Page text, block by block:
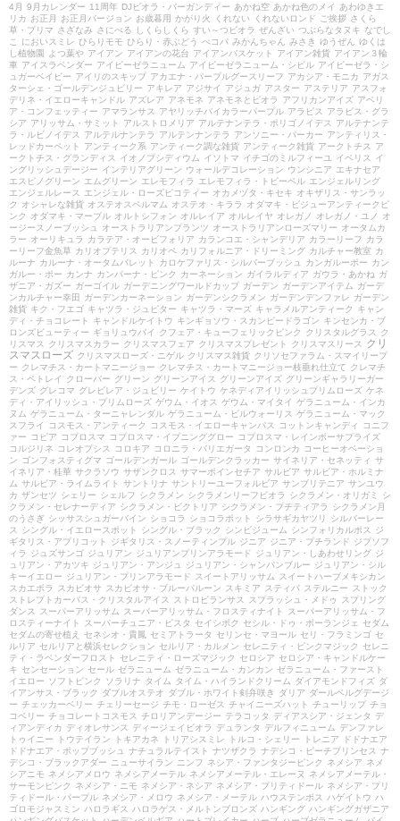
4月 9月カレンダー 11周年 DJビオラ・バーガンディー あかね空 あかね色のメイ
あわゆきエ
リカ お正月 お正月バージョン お歳暮用 かがり火 くれない くれないロンド ご挨拶 さくら
草・プリマ さざなみ さにべる しくらしくら すい～つビオラ ぜんざい つぶらなタヌキ なでし
こ
においスミレ ひらりモモ ひらり・赤ぶどう べコパ みかんちゃん みさき ゆうぜん
ゆくは
し植物園
よつ葉や アイアン アイアンの花台 アイアンバスケット アイアン雑貨 アイアン３輪
車 アイスラベンダー アイビーゼラニューム アイビーゼラニューム・シビル アイビーゼラ・シ
ュガーベイビー アイリのスキップ アカエナ・パープルグースリーフ アカシア・モニカ アガス
ターシェ・ゴールデンジュビリー アキレア アジサイ アジュガ アスター アステリア アスフォ
デリネ・イエローキャンドル アズレア アネモネ アネモネとビオラ アフリカンアイズ アベリ
ア・コンフェッティー アマランサス アヤリッチバイカラーパープル アラビス
アラビス・グラ
シア アリッサム・サミット アルストロメリア アルテナンテラ・ポリゴノイデス
アルテナンテ
ラ・ルビノイデス
アルテルナンテラ アルテンナンテラ アンソニー・パーカー アンティリス・
レッドカーペット
アンティーク系 アンティーク調な雑貨 アンティーク雑貨 アークトチス
ア
ークトチス・グランディス
イオノプシディウム イソトマ イチゴのミルフィーユ イベリス
イ
ングリッシュデージー インテリアグリーン ウォールデコレーション ウンシニア エキナセア
エスピノグリーン エムグリーン エレモフィラ エレモフィラ・トビーベル エンジェルリング
エンジェルレース
エンジェル・ローズピコティー オカメヅタ・キセキ オキザリス・サンラッ
ク
オシャレな雑貨 オステオスペルマム オステオ・キララ
オダマキ・ビジューアンティークピ
ンク
オダマキ・マーブル オルトシフォン オルレイア オルレイヤ オレガノ オレガノ・ユノ
オ
ージースノーブッシュ
オーストラリアンプランツ オーストラリアンローズマリー オータムカ
ラー オーリキュラ カラテア・オービフォリア カランコエ・シャンデリア カラーリーフ カラ
ーリーフ金魚草 カリオプテリス カリオペ カリフォルニア・ドリーミング カルチャー教室 カ
ルーナ カルーナ・オータムパレット カロケファリス・シルバーブッシュ カンガルーポー カン
ガルー・ポー カンナ カンパーナ・ピンク カーネーション ガイラルディア ガウラ・あかね ガ
ザニア・ガズー ガーゴイル ガーデニングワールドカップ ガーデン ガーデンアイテム ガーデ
ンカルチャー幸田
ガーデンカーネーション ガーデンシクラメン ガーデンデンファレ ガーデン
雑貨 キク・フエゴ キャツラ・ジュピター キャツラ・マーズ キャラメルアンティーク
キャン
ディ・チョコレート
キャンドルケイトウ キンギョソウ・スカンピードラゴン キンセンカ・ブ
ロンズビューティー ギョリュウバイ クフェア・キューフェリックピンク クリスタルグラス
ク
リスマス
クリスマスカラー クリスマスフェア クリスマスプレゼント クリスマスリース
クリ
スマスローズ クリスマスローズ・ニゲル クリスマス雑貨 クリソセファラム・スマイリープ
ー クレマチス・カートマニージョー クレマチス・カートマニージョー枝垂れ仕立て クレマチ
ス・ペトレイ
クローバー グリーン グリーンアイス グリーンアイズ グリーンギャラリーガー
デンズ グレコマ グレビレア・ジュビリー ケイトウ ケネディアイリッシュプリムローズ ケネ
ディ・アイリッシュ・プリムローズ ゲウム・イオス ゲウム・マイタイ ゲラニューム・インカ
ヌム ゲラニューム・ターニャレンダル ゲラニューム・ビルウォーリス ゲラニューム・マック
スフライ
コスモス・アンティーク コスモス・イエローキャンパス コットンキャンディ
コニフ
ァー
コピア コプロスマ コプロスマ・イブニンググロー
コプロスマ・レインボーサプライズ
コルジリネ
コレオプシス コロキア コロニラ・バリエガータ コンロンカ
コーヒーオベーショ
ン ゴンフォスティグマ ゴールデンガール ゴールデンクラッカー サイネリア・セネッティ サ
イネリア・桂華 サクラソウ サザンクロス サマーポインセチア サルビア サルビア・ホルミナ
ム サルビア・ライムライト サントリナ サントリーユーフォルビア サンブリテニア サンユウ
カ ザンセツ シェリー シェルフ シクラメン シクラメンリーフビオラ シクラメン・オリガミ
シ
クラメン・セレナーディア シクラメン・ビクトリア シクラメン・プチティアラ
シクラメン月
のうさぎ シッサスシュガーバイン ショコラ ショコラポット シラサギカヤツリ
シルバーレー
ス
シングル・イエロースポット シングル・ブラック シンビジューム シンフォリカルポス
ジ
ギタリス・アプリコット
ジギタリス・スノーティンプル ジニア ジニア・プチランド ジプソフ
ィラ
ジュズサンゴ ジュリアン ジュリアンプリンアラモード ジュリアン・しあわせリング ジ
ュリアン・アカツキ ジュリアン・アンジュ ジュリアン・シャンパンブルー ジュリアン・シル
キーイエロー ジュリアン・プリンアラモード スイートアリッサム
スイートハーブメキシカン
スカエボラ
スカビオサ スカビオサ・ブルーバルーン スキミア スティパ ステルニー
ストック
ストレプトカーパス・クリスタルアイス
ストロビランサス スプラッシュ・メドゥ
スプリング
ダンス
スーパーアリッサム スーパーアリッサム・フロスティナイト
スーパーアリッサム・フ
ロスティーナイト
スーパーチュニア・ビスタ セイシボク セシル・ドゥ・ボーランジェ
セダム
セダムの寄せ植え
セネシオ・貴鳳 セミアトラータ セリンセ・マヨール セリ・フラミンゴ セ
ルリア セルリアと横浜セレクション セルリア・カルメン セレニティ・ピンクマジック
セレニ
ティ・ラベンダーフロスト
セレニティ・ローズマジック セロシア セロシア・キャンドルケー
キ センセーション セール ゼラニューム ゼラニューム・カンカン ゼラニューム・ファースト
イエロー ソフトピンク ソラリナ タイム タイム・ハイランドクリーム ダイアモンドフィズ ダ
イアンサス・ブラック
ダブルオステオ ダブル・ホワイト剣弁咲き ダリア ダールベルグデージ
ー チェッカーベリー チェリーセージ チモ・ローゼス チャイニーズハット チューリップ チョ
コベリー チョコレートコスモス チロリアンデージー テラコッタ ディアスシア・ジェンタ
デ
ィアンディカ ディオレサンス ディージェイビオラ デュランタ デルフィニューム デンファレ
トゥイニー
トウテイラン トキアカネ トリアシスミレ トルコ・シェリー トレニア
ドドナエア
ドドナエア・ポップブッシュ
ナチュラルテイスト ナツザクラ ナデシコ・ピーチプリンセス ナ
デシコ・ブラックアダー
ニューサイラン ニンフ ネシア・ファンタジーピンク ネメシア ネメ
シアニモ ネメシアメロウ ネメシアメーテル ネメシアメーテル・エレーヌ
ネメシアメーテル・
サーモンピンク
ネメシア・ニモ ネメシア・ネシア ネメシア・プリティドール ネメシア・プリ
ティドール・パープル ネメシア・メロウ ネメシア・メーテル ハウステンボス ハゲイトウ ハ
ゴロモジャスミン ハロラギス ハロラゲス・メルトンブロンズ ハンギング ハンギングガザニア